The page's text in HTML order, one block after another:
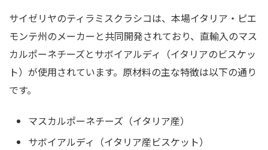
サイゼリヤのティラミスクラシコは、本場イタリア・ピエ
モンテ州のメーカーと共同開発されており、直輸入のマス
カルポーネチーズとサボイアルディ（イタリアのビスケッ
ト）が使用されています。原材料の主な特徴は以下の通り
です。
マスカルポーネチーズ（イタリア産）
サボイアルディ（イタリア産ビスケット）